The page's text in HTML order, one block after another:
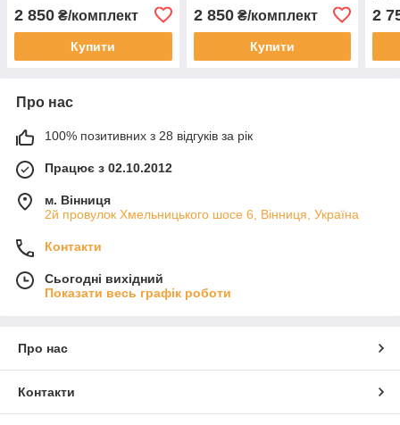
2 850 ₴/комплект
Купити
2 850₴/комплект
Купити
2
Про нас
100% позитивних з 28 відгуків за рік
Працює з 02.10.2012
м. Вінниця
2й провулок Хмельницького шосе 6, Вінниця, Україна
Контакти
Сьогодні вихідний
Показати весь графік роботи
Про нас
Контакти